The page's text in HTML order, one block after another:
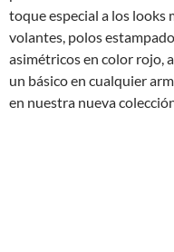
toque especial a los looks
volantes, polos
asimétricos en color rojo,
un básico en cualquier
en nuestra nueva